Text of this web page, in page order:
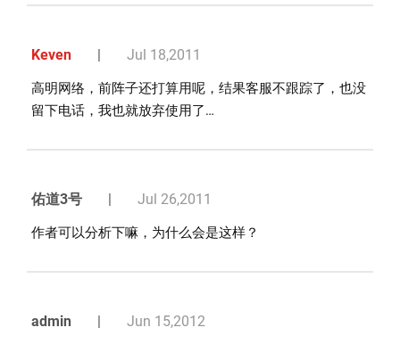
Keven | Jul 18,2011
高明网络，前阵子还打算用呢，结果客服不跟踪了，也没
留下电话，我也就放弃使用了…
佑道3号 | Jul 26,2011
作者可以分析下嘛，为什么会是这样？
admin | Jun 15,2012